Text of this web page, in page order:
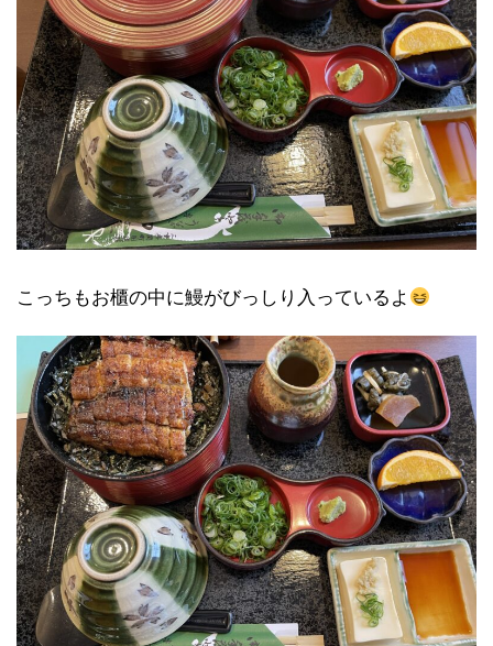
こっちもお櫃の中に鰻がびっしり入っているよ